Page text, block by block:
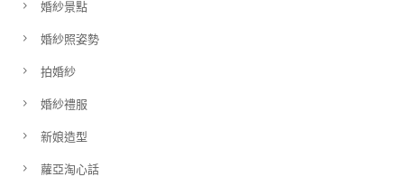
婚紗景點
婚紗照姿勢
拍婚紗
婚紗禮服
新娘造型
蘿亞淘心話